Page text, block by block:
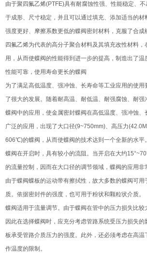
由于聚四氟乙烯(PTFE)具有耐腐蚀性强、性能稳定、
于成形、尺寸稳定，并且可以通过填充、添加适当的材
强度更好、摩擦系数更低的蝶阀密封材料，克服了合成
四氟乙烯为代表的高分子聚合材料及其填充改性材料
用，从而使蝶阀的性能得到进一步的提高，制造出了
性能可靠，使用寿命更长的蝶阀
为了满足高低温度、强冲蚀、长寿命等工业应用的使用
了很大的发展。随着耐高温、耐低温、耐强腐蚀、耐
蝶阀中的应用，使金属密封蝶阀在高低温度、强冲蚀、
广泛的应用，出现了大口径(9~750mm)、高压力
606℃)的蝶阀，从而使蝶阀的技术达到一个全新的水平。
蝶阀在开启时，具有较小的流阻。当开启在大约
的流量控制，因而在大口径的调节领域，蝶阀的应用非
由于蝶阀蝶板的运动带有擦拭性，故大多数的蝶阀可
质。依据密封件的强度，也可用于粉状和颗粒状介质。
蝶阀适用于流量调节。由于蝶阀在管中的压力损失比较
因此在选择蝶阀时，应充分考虑管路系统受压力损失
板承受管路介质压力的强度。此外，还必须考虑在高
作温度的限制。